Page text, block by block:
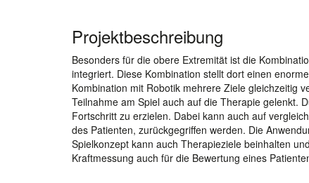
Projektbeschreibung
Besonders für die obere Extremität ist die
integriert. Diese Kombination stellt dort einen
Kombination mit Robotik mehrere Ziele gleichzeitig
Teilnahme am Spiel auch auf die Therapie gelenkt.
Fortschritt zu erzielen. Dabei kann auch auf
des Patienten, zurückgegriffen werden. Die
Spielkonzept kann auch Therapieziele beinhalten
Kraftmessung auch für die Bewertung eines